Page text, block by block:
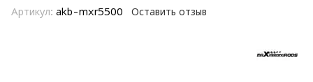
Артикул: akb-mxr5500 Оставить отзыв